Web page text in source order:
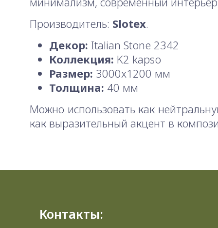
Производитель: Slotex.
Декор: Italian Stone 2342
Коллекция: K2 kapso
Размер: 3000x1200 мм
Толщина: 40 мм
Можно использовать как
как выразительный акцент в
Контакты: